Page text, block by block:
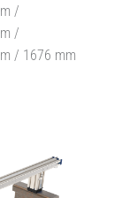
/
/
/ 1676 mm